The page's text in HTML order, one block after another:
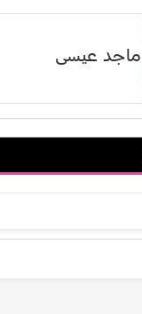
ماجد عيسى
مجدي إدريس